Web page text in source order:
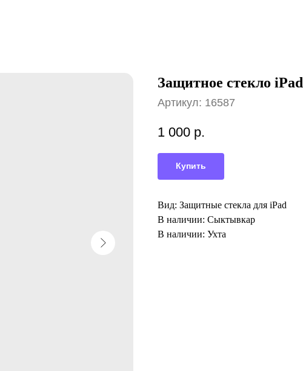
Защитное стекло iPad
Артикул: 16587
1 000 р.
Купить
Вид: Защитные стекла для iPad
В наличии: Сыктывкар
В наличии: Ухта